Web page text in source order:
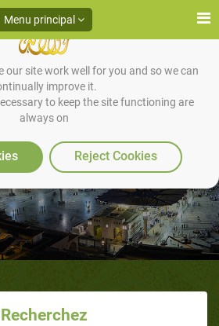
our site work well for you and so we can
improve it.
to keep the site functioning are
always on
Reject Cookies
Menu principal
invocations
Recherchez